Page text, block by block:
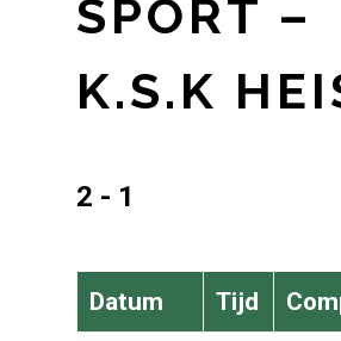
SPORT –
K.S.K
2 - 1
Datum Tijd